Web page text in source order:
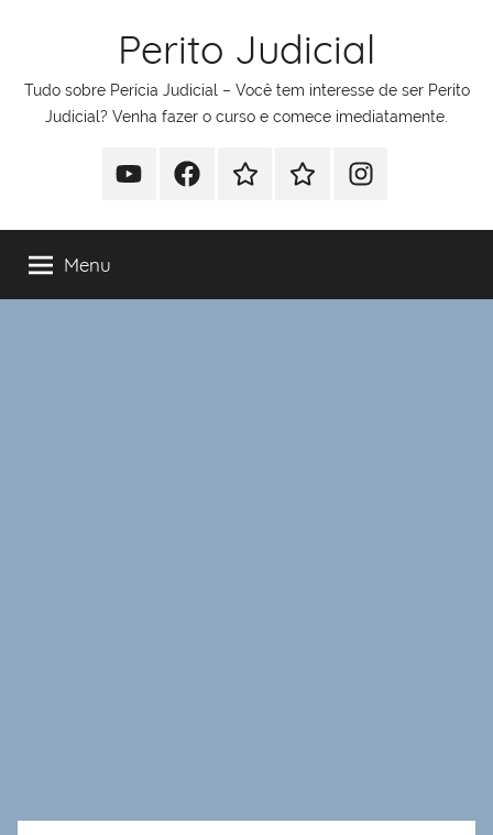
conteúdo
Perito Judicial
Tudo sobre Perícia Judicial – Você tem interesse de ser Perito
Judicial? Venha fazer o curso e comece imediatamente.
YoutubeFacebookWhatsappTelegramInstagram
Menu